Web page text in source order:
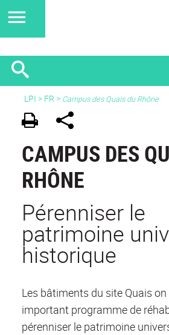
LPI > FR > Campus des Quais du Rhône
CAMPUS DES
RHÔNE
Pérenniser le
patrimoine
historique
Les bâtiments du site Quais on
important programme de
pérenniser le patrimoine